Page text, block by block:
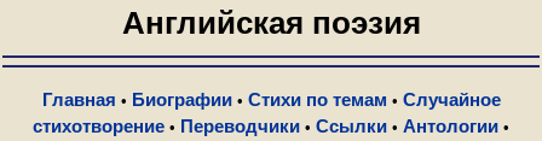
Английская поэзия
Главная • Биографии• Стихи по темам • Случайное
стихотворение • Переводчики • Ссылки • Антологии •